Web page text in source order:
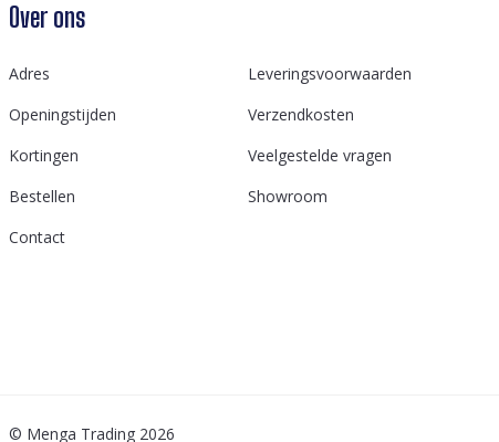
Over ons
Adres
Leveringsvoorwaarden
Openingstijden
Verzendkosten
Kortingen
Veelgestelde vragen
Bestellen
Showroom
Contact
© Menga Trading 2026